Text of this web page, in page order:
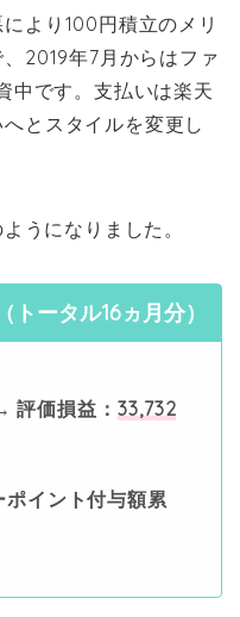
より100円積立のメリ
2019年7月からはファ
中です。支払いは楽天
とスタイルを変更し
うになりました。
ータル16ヵ月分）
評価損益： 33,732
イント付与額累